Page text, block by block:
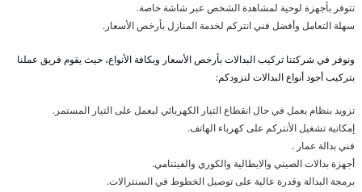
تتوفر بأجهزة لوحية لمشاهدة الشخص عبر شاشة خاصة.
سهلة التعامل وأفضل فني انتركم لخدمة المنازل بأرخص الأسعار.
ونوفر في شركتنا تركيب البدالات بأرخص الأسعار وبكافة الأنواع، حيث يقوم فريق عملنا
بتركيب أجود أنواع البدالات لنزودكم:
تزويد بنظام يعمل في حال انقطاع التيار الكهربائي ليعمل على التيار المستمر.
إمكانية تشغيل الأنتركم على كهرباء الهاتف.
فني بدالة عمار .
أجهزة بدالات الصيني والايطالية والكوري والفيتنامي.
برمجة البدالة وقدرة عالية على توصيل الخطوط في السنترالات.